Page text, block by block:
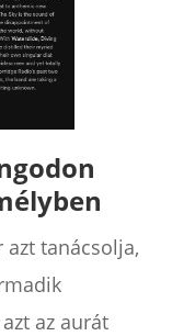
tanácsolja,
az aurát